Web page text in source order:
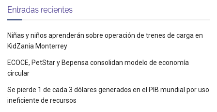
Entradas recientes
Niñas y niños aprenderán sobre operación de trenes de carga en
KidZania Monterrey
ECOCE, PetStar y Bepensa consolidan modelo de economía
circular
Se pierde 1 de cada 3 dólares generados en el PIB mundial por uso
ineficiente de recursos